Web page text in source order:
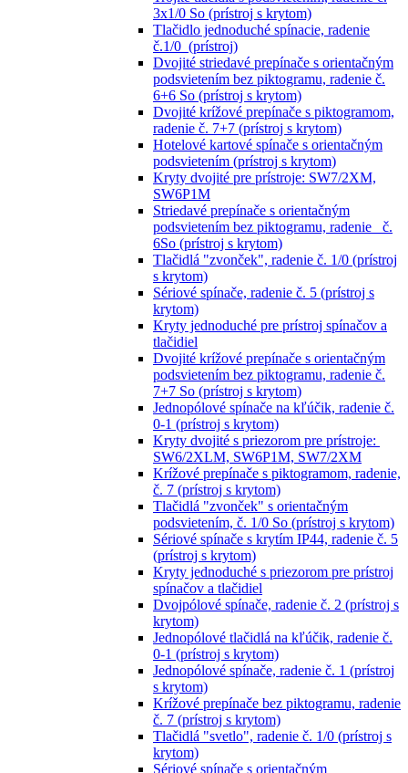
3x1/0 So (prístroj s krytom)
Tlačidlo jednoduché spínacie, radenie
č.1/0 (prístroj)
Dvojité striedavé prepínače s orientačným
podsvietením bez piktogramu, radenie č.
6+6 So (prístroj s krytom)
Dvojité krížové prepínače s piktogramom,
radenie č. 7+7 (prístroj s krytom)
Hotelové kartové spínače s orientačným
podsvietením (prístroj s krytom)
Kryty dvojité pre prístroje: SW7/2XM,
SW6P1M
Striedavé prepínače s orientačným
podsvietením bez piktogramu, radenie č.
6So (prístroj s krytom)
Tlačidlá "zvonček", radenie č. 1/0 (prístroj
s krytom)
Sériové spínače, radenie č. 5 (prístroj s
krytom)
Kryty jednoduché pre prístroj spínačov a
tlačidiel
Dvojité krížové prepínače s orientačným
podsvietením bez piktogramu, radenie č.
7+7 So (prístroj s krytom)
Jednopólové spínače na kľúčik, radenie č.
0-1 (prístroj s krytom)
Kryty dvojité s priezorom pre prístroje:
SW6/2XLM, SW6P1M, SW7/2XM
Krížové prepínače s piktogramom, radenie,
č. 7 (prístroj s krytom)
Tlačidlá "zvonček" s orientačným
podsvietením, č. 1/0 So (prístroj s krytom)
Sériové spínače s krytím IP44, radenie č. 5
(prístroj s krytom)
Kryty jednoduché s priezorom pre prístroj
spínačov a tlačidiel
Dvojpólové spínače, radenie č. 2 (prístroj s
krytom)
Jednopólové tlačidlá na kľúčik, radenie č.
0-1 (prístroj s krytom)
Jednopólové spínače, radenie č. 1 (prístroj
s krytom)
Krížové prepínače bez piktogramu, radenie
č. 7 (prístroj s krytom)
Tlačidlá "svetlo", radenie č. 1/0 (prístroj s
krytom)
Sériové spínače s orientačným